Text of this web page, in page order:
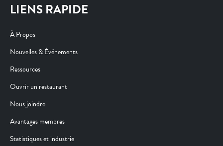
LIENS RAPIDE
À Propos
Nouvelles & Événements
Ressources
Ouvrir un restaurant
Nous joindre
Avantages membres
Statistiques et industrie